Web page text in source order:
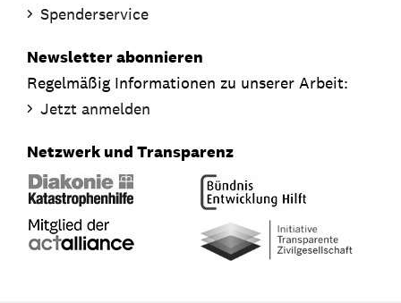
Spenderservice
Newsletter abonnieren
Regelmäßig Informationen zu unserer Arbeit:
Jetzt anmelden
Netzwerk und Transparenz